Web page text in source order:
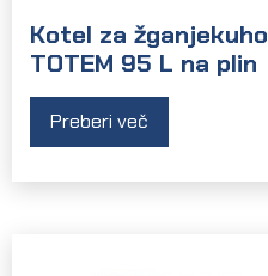
Kotel za žganjekuho
TOTEM 95 L na plin
Preberi več